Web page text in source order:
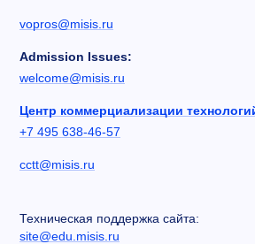
vopros@misis.ru
Admission Issues:
welcome@misis.ru
Центр коммерциализации
+7 495 638-46-57
cctt@misis.ru
Техническая поддержка сайта:
site@edu.misis.ru